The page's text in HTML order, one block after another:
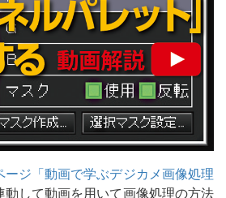
ジ「動画で学ぶデジカメ画像処理
動して動画を用いて画像処理の方法